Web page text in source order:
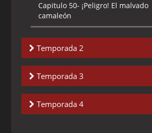
Capitulo 50- ¡Peligro! El malvado
camaleón
Temporada 2
Capitulo 1-
Poseidón
Capitulo 2-¡El temible escorpión
venenoso!
Temporada 3
Capitulo 1-
Temporada 4